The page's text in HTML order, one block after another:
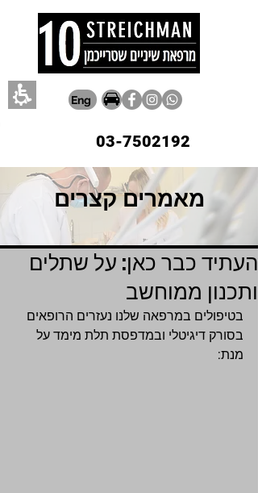
Eng
03-7502192
מאמרים קצרים
העתיד כבר כאן: על שתלים
ותכנון ממוחשב
בטיפולים במרפאה שלנו נעזרים הרופאים
בסורק דיגיטלי ובמדפסת תלת מימד על
מנת: